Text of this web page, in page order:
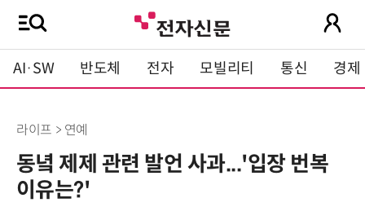
AI·SW 반도체 전자 모빌리티 통신 경제
라이프 > 연예
동녘 제제 관련 발언 사과...'입장 번복
이유는?'